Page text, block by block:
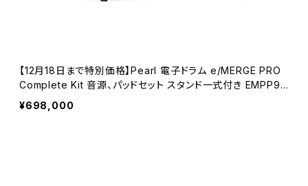
【12月18日まで特別価格】Pearl 電子ドラム e/MERGE PRO
Complete Kit 音源、パッドセット スタンド一式付き EMPP92
5S/C-SET :Piano Black w/Red Stripe(#758)
¥698,000